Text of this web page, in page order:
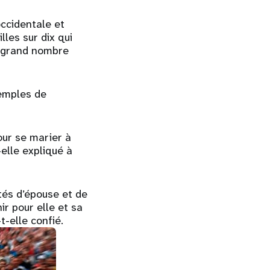
et
sur dix qui
nombre
de
se marier à
expliqué à
d’épouse et de
pour elle et sa
t-elle confié.